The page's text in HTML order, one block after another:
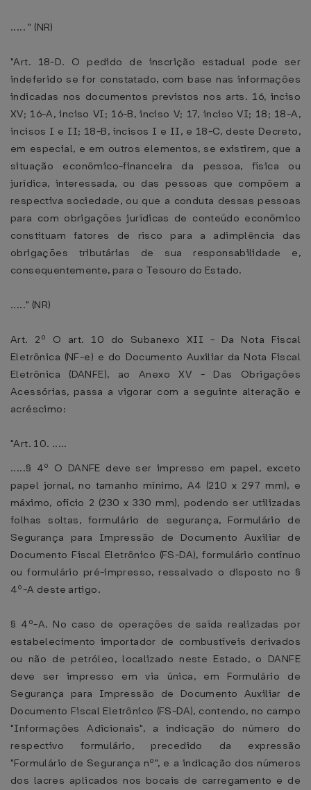
..... " (NR)
"Art. 18-D. O pedido de inscrição estadual pode ser
indeferido se for constatado, com base nas informações
indicadas nos documentos previstos nos arts. 16, inciso
XV; 16-A, inciso VI; 16-B, inciso V; 17, inciso VI; 18; 18-A,
incisos I e II; 18-B, incisos I e II, e 18-C, deste Decreto,
em especial, e em outros elementos, se existirem, que a
situação econômico-financeira da pessoa, física ou
jurídica, interessada, ou das pessoas que compõem a
respectiva sociedade, ou que a conduta dessas pessoas
para com obrigações jurídicas de conteúdo econômico
constituam fatores de risco para a adimplência das
obrigações tributárias de sua responsabilidade e,
consequentemente, para o Tesouro do Estado.
....." (NR)
Art. 2º O art. 10 do Subanexo XII - Da Nota Fiscal
Eletrônica (NF-e) e do Documento Auxiliar da Nota Fiscal
Eletrônica (DANFE), ao Anexo XV - Das Obrigações
Acessórias, passa a vigorar com a seguinte alteração e
acréscimo:
"Art. 10. .....
.....§ 4º O DANFE deve ser impresso em papel, exceto
papel jornal, no tamanho mínimo, A4 (210 x 297 mm), e
máximo, ofício 2 (230 x 330 mm), podendo ser utilizadas
folhas soltas, formulário de segurança, Formulário de
Segurança para Impressão de Documento Auxiliar de
Documento Fiscal Eletrônico (FS-DA), formulário contínuo
ou formulário pré-impresso, ressalvado o disposto no §
4º-A deste artigo.
§ 4º-A. No caso de operações de saída realizadas por
estabelecimento importador de combustíveis derivados
ou não de petróleo, localizado neste Estado, o DANFE
deve ser impresso em via única, em Formulário de
Segurança para Impressão de Documento Auxiliar de
Documento Fiscal Eletrônico (FS-DA), contendo, no campo
"Informações Adicionais", a indicação do número do
respectivo formulário, precedido da expressão
"Formulário de Segurança nº", e a indicação dos números
dos lacres aplicados nos bocais de carregamento e de